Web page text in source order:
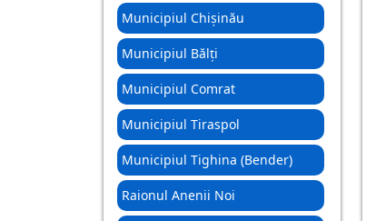
Municipiul Chișinău
Municipiul Bălți
Municipiul Comrat
Municipiul Tiraspol
Municipiul Tighina (Bender)
Raionul Anenii Noi